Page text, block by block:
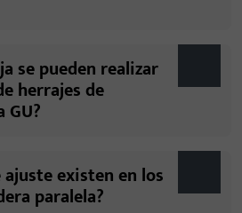
se pueden realizar
herrajes de
existen en los
paralela?